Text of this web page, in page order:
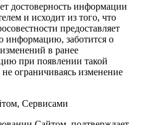
достоверность информации
и исходит из того, что
предоставляет
информацию, заботится о
в ранее
при появлении такой
ограничиваясь изменение
Сервисами